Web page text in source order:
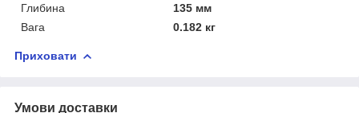
Глибина
135 мм
Вага
0.182 кг
Приховати
Умови доставки